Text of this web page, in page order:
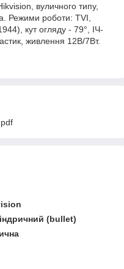
вуличного типу,
Режими роботи: TVI,
кут огляду - 79°, ІЧ-
живлення 12В/7Вт.
(bullet)